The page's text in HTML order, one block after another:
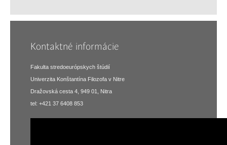
Kontaktné informácie
Fakulta stredoeurópskych štúdií
Univerzita Konštantína Filozofa v Nitre
Dražovská cesta 4, 949 01, Nitra
tel: +421 37 6408 853